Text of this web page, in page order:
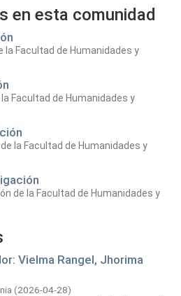
en esta comunidad
Facultad de Humanidades y
Facultad de Humanidades y
la Facultad de Humanidades y
de la Facultad de Humanidades y
Vielma Rangel, Jhorima
(2026-04-28)